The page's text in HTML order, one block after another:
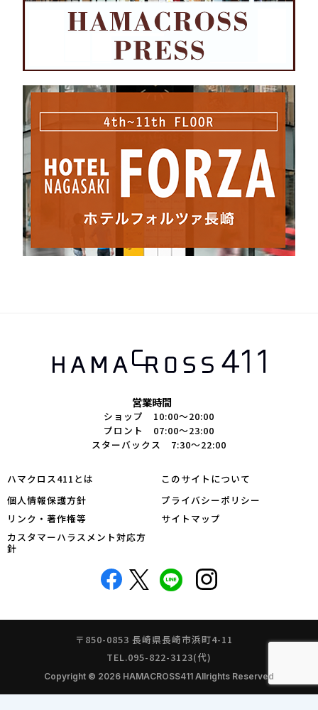
営業時間
ショップ 10:00～20:00
プロント 07:00～23:00
スターバックス 7:30～22:00
ハマクロス411とは
このサイトについて
個人情報保護方針
プライバシーポリシー
リンク・著作権等
サイトマップ
カスタマーハラスメント対応方
針
〒850-0853 長崎県長崎市浜町4-11
TEL.095-822-3123(代)
Copyright © 2026 HAMACROSS411 Allrights Reserved